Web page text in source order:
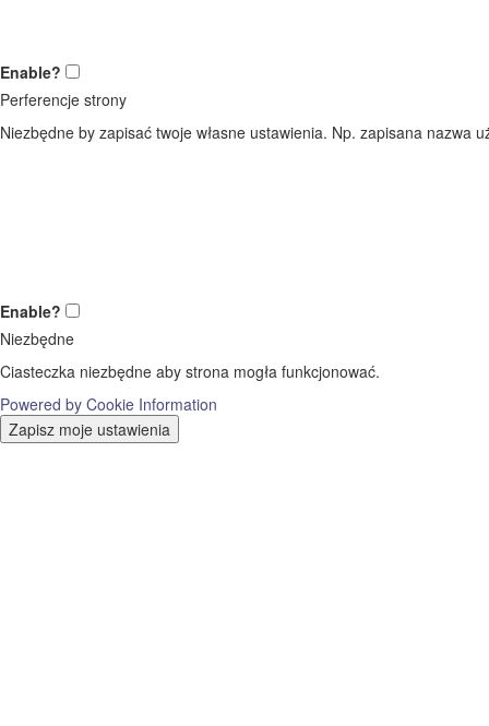
Enable?
Perferencje strony
Niezbędne by zapisać twoje własne ustawienia. Np. zapisana nazwa
Enable?
Niezbędne
Ciasteczka niezbędne aby strona mogła funkcjonować.
Powered by Cookie Information
Zapisz moje ustawienia